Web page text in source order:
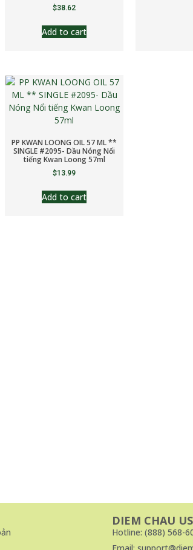
$38.62
Add to cart
PP KWAN LOONG OIL 57 ML **
SINGLE #2095- Dầu Nóng Nổi
tiếng Kwan Loong 57ml
$13.99
Add to cart
DIEM CHAU
Hotline: (888) 568-